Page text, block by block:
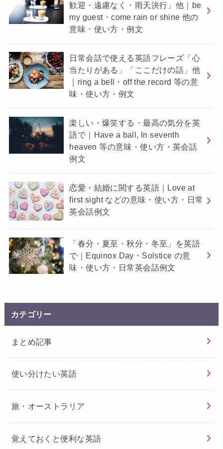
歓迎・遠慮なく・雨天決行」他｜be
my guest・come rain or shine 他の
意味・使い方・例文
日常会話で使える英語フレーズ「心
当たりがある」「ここだけの話」他
｜ring a bell・off the record 等の意
味・使い方・例文
楽しい・爆笑する・最高の気分を英
語で｜Have a ball, In seventh
heaven 等の意味・使い方・英会話
例文
恋愛・結婚に関する英語｜Love at
first sight などの意味・使い方・日常
英会話例文
「春分・夏至・秋分・冬至」を英語
で｜Equinox Day・Solstice の意
味・使い方・日常英会話例文
カテゴリー
まとめ記事
使い分けたい英語
旅・オーストラリア
覚えておくと便利な英語